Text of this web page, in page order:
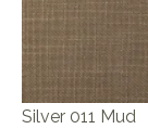
Silver 011 Mud